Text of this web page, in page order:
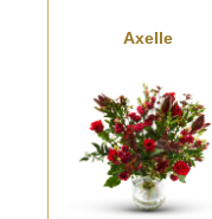
Axelle